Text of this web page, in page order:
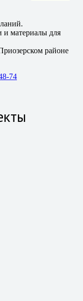
и материалы для
районе
74